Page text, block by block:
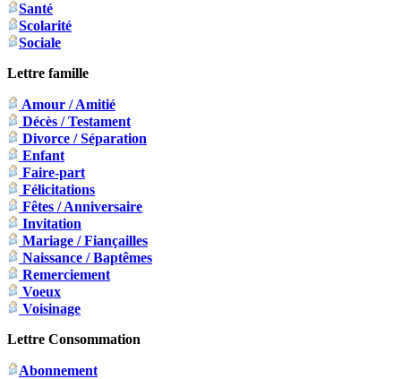
Santé
Scolarité
Sociale
Lettre famille
Amour / Amitié
Décès / Testament
Divorce / Séparation
Enfant
Faire-part
Félicitations
Fêtes / Anniversaire
Invitation
Mariage / Fiançailles
Naissance / Baptêmes
Remerciement
Voeux
Voisinage
Lettre Consommation
Abonnement